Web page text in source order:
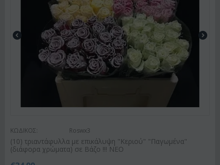
ΚΩΔΙΚΟΣ: Roswx3
(10) τριαντάφυλλα με επικάλυψη "Κεριού" "Παγωμένα"
(διάφορα χρώματα) σε Βάζο !!! ΝΕΟ